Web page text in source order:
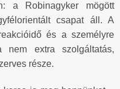
a Robinagyker mögött
csapat áll. A
és a személyre
nem extra szolgáltatás,
része.